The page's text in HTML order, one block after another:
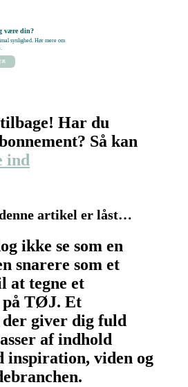
være din?
synlighed. Hør mere om
Har du
Så kan
ind
artikel er låst…
ikke se som en
snarere som et
at tegne et
på TØJ. Et
der giver dig fuld
af indhold
inspiration, viden og